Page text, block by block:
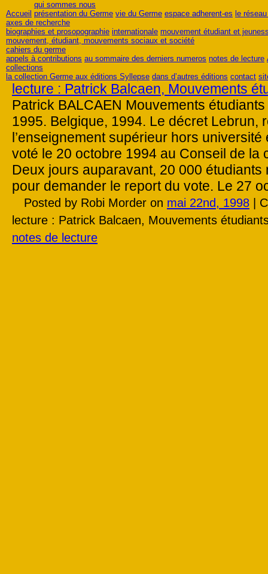
Accueil
qui sommes nous
présentation du Germe vie du Germe espace adherent-es le
axes de recherche
biographies et prosopographie internationale mouvement étudiant et
mouvement, étudiant, mouvements sociaux et société
cahiers du germe
appels à contributions au sommaire des derniers numeros notes de lecture
collections
la collection Germe aux éditions Syllepse dans d’autres éditions contact
lecture : Patrick Balcaen, Mouvements
Patrick BALCAEN Mouvements
1995. Belgique, 1994. Le décret Lebrun,
l’enseignement supérieur hors
voté le 20 octobre 1994 au Conseil de la
Deux jours auparavant, 20 000 étudiants
pour demander le report du vote. Le 27
Posted by Robi Morder on mai 22nd, 1998
lecture : Patrick Balcaen, Mouvements
notes de lecture